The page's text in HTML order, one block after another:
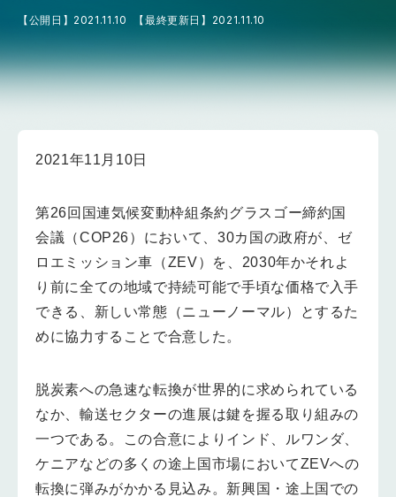
【公開日】 2021.11.10 【最終更新日】 2021.11.10
2021年11月10日
第26回国連気候変動枠組条約グラスゴー締約国
会議（COP26）において、30カ国の政府が、ゼ
ロエミッション車（ZEV）を、2030年かそれよ
り前に全ての地域で持続可能で手頃な価格で入手
できる、新しい常態（ニューノーマル）とするた
めに協力することで合意した。
脱炭素への急速な転換が世界的に求められている
なか、輸送セクターの進展は鍵を握る取り組みの
一つである。この合意によりインド、ルワンダ、
ケニアなどの多くの途上国市場においてZEVへの
転換に弾みがかかる見込み。新興国・途上国での